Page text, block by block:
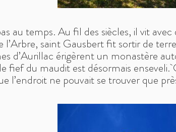
au temps. Au fil des siècles, il vit
l’Arbre, saint Gausbert fit sortir de
d’Aurillac érigèrent un monastère
fief du maudit est désormais enseveli.
l’endroit ne pouvait se trouver que